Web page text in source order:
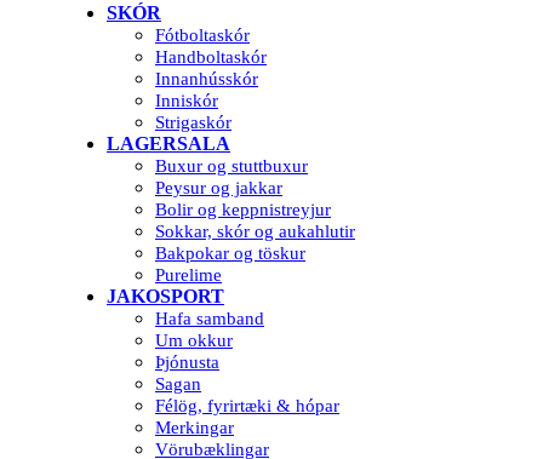
SKÓR
Fótboltaskór
Handboltaskór
Innanhússkór
Inniskór
Strigaskór
LAGERSALA
Buxur og stuttbuxur
Peysur og jakkar
Bolir og keppnistreyjur
Sokkar, skór og aukahlutir
Bakpokar og töskur
Purelime
JAKOSPORT
Hafa samband
Um okkur
Þjónusta
Sagan
Félög, fyrirtæki & hópar
Merkingar
Vörubæklingar